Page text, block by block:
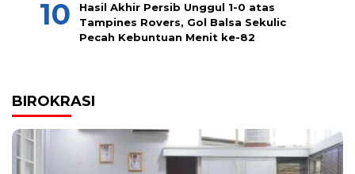
Hasil Akhir Persib Unggul 1-0 atas
Tampines Rovers, Gol Balsa Sekulic
Pecah Kebuntuan Menit ke-82
BIROKRASI